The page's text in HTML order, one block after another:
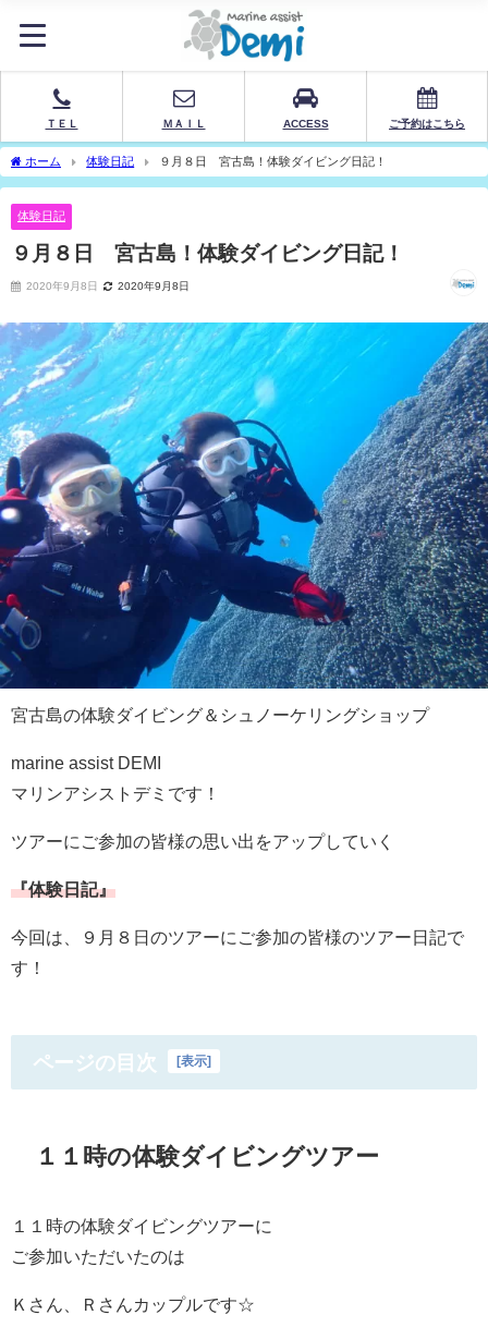
ＴＥＬ ＭＡＩＬ ACCESS ご予約はこちら
ホーム 体験日記 ９月８日 宮古島！体験ダイビング日記！
体験日記
９月８日 宮古島！体験ダイビング日記！
2020年9月8日 2020年9月8日
宮古島の体験ダイビング＆シュノーケリングショップ
marine assist DEMI
マリンアシストデミです！
ツアーにご参加の皆様の思い出をアップしていく
『体験日記』
今回は、９月８日のツアーにご参加の皆様のツアー日記で
す！
ページの目次 [表示]
１１時の体験ダイビングツアー
１１時の体験ダイビングツアーに
ご参加いただいたのは
Ｋさん、Ｒさんカップルです☆